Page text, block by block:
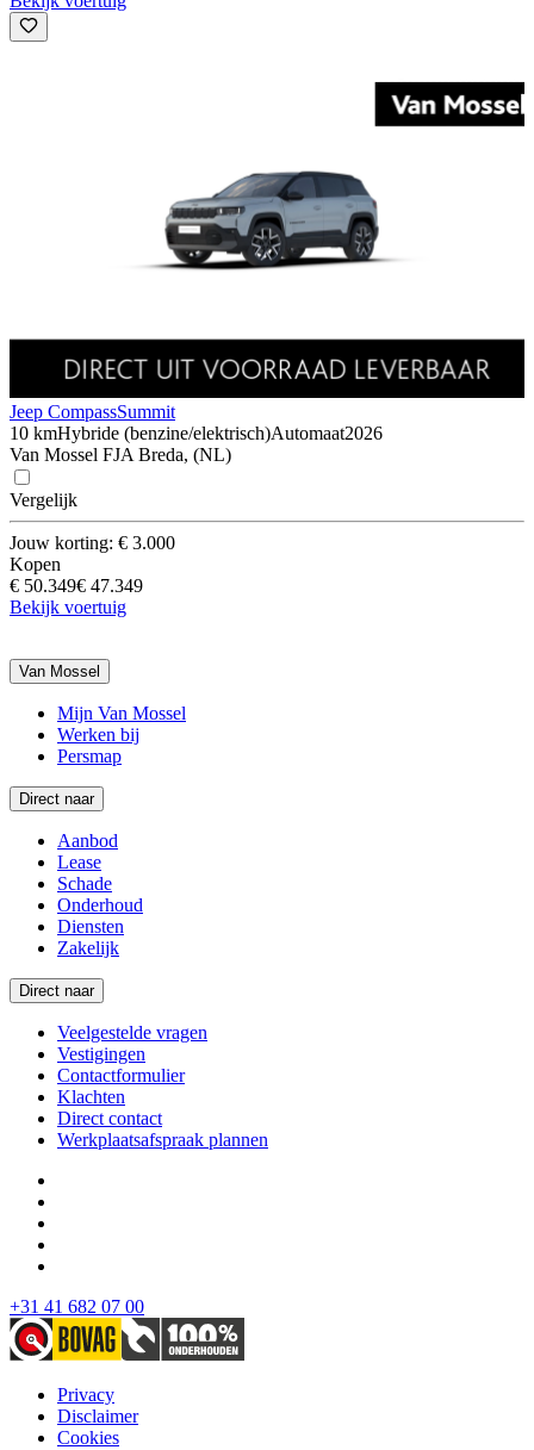
Jeep CompassSummit
10 kmHybride (benzine/elektrisch)Automaat2026
Van Mossel FJA Breda, (NL)
Vergelijk
Jouw korting: € 3.000
Kopen
€ 50.349€ 47.349
Bekijk voertuig
Van Mossel
Mijn Van Mossel
Werken bij
Persmap
Direct naar
Aanbod
Lease
Schade
Onderhoud
Diensten
Zakelijk
Direct naar
Veelgestelde vragen
Vestigingen
Contactformulier
Klachten
Direct contact
Werkplaatsafspraak plannen
+31 41 682 07 00
Privacy
Disclaimer
Cookies